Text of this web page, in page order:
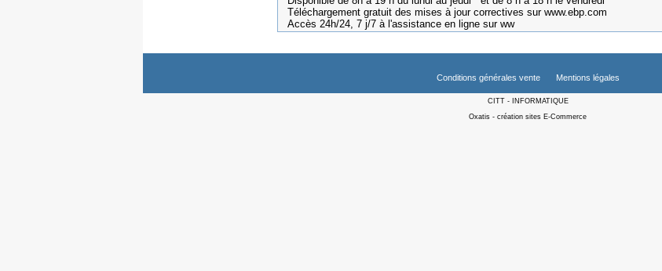
Téléchargement gratuit des mises à jour correctives sur www.ebp.com
Accès 24h/24, 7 j/7 à l'assistance en ligne sur ww
Conditions générales vente Mentions légales
CITT - INFORMATIQUE
Oxatis - création sites E-Commerce